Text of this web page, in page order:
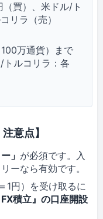
（買）、米ドル/ト
リラ（売）
万通貨）まで
トルコリラ：各
意点】
」 が必須です。入
ーなら有効です。
1円）を受け取るに
FX積立』の口座開設